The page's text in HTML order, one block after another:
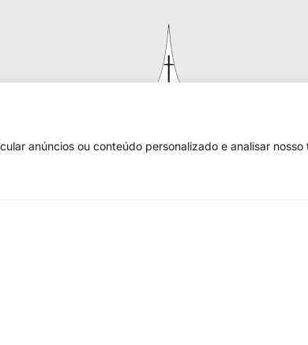
anúncios ou conteúdo personalizado e analisar